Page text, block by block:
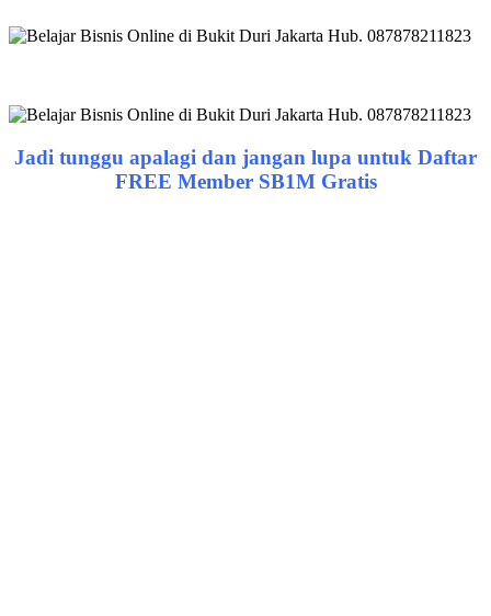
Jadi tunggu apalagi dan jangan lupa untuk Daftar
FREE Member SB1M Gratis